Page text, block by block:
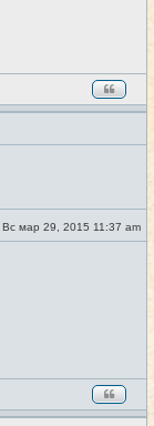
#23
СВс мар 29, 2015 11:37 am